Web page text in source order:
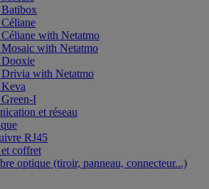
with Netatmo
with Netatmo
with Netatmo
I
et réseau
RJ45
coffret
optique (tiroir, panneau, connecteur...)